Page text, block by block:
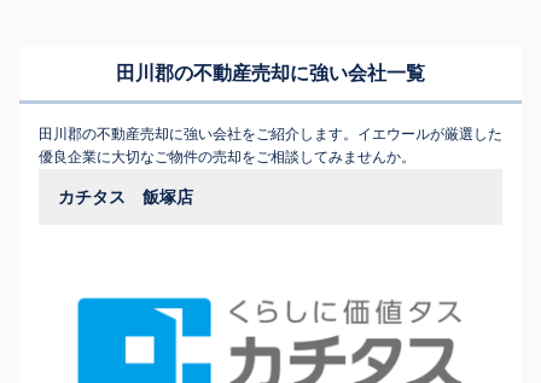
田川郡の不動産売却に強い会社一覧
田川郡の不動産売却に強い会社をご紹介します。イエウールが厳選した
優良企業に大切なご物件の売却をご相談してみませんか。
カチタス 飯塚店